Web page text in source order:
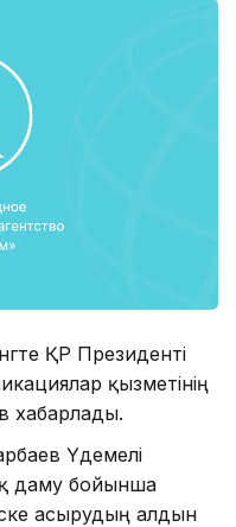
ҚР Президенті
қызметінің
хабарлады.
Үдемелі
даму бойынша
асырудың алдын